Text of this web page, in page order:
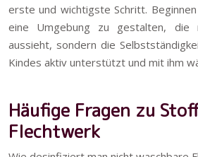
erste und wichtigste Schritt.
eine Umgebung zu gestalten, die
aussieht, sondern die
Kindes aktiv unterstützt und mit ihm
Häufige Fragen zu
Flechtwerk